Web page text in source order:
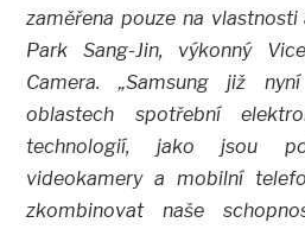
zaměřena pouze na
Park Sang-Jin, výkonný
Camera. „Samsung již
oblastech spotřební
technologií, jako jsou
videokamery a mobilní
zkombinovat naše